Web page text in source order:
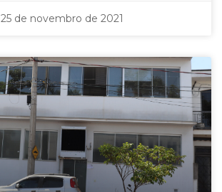
25 de novembro de 2021